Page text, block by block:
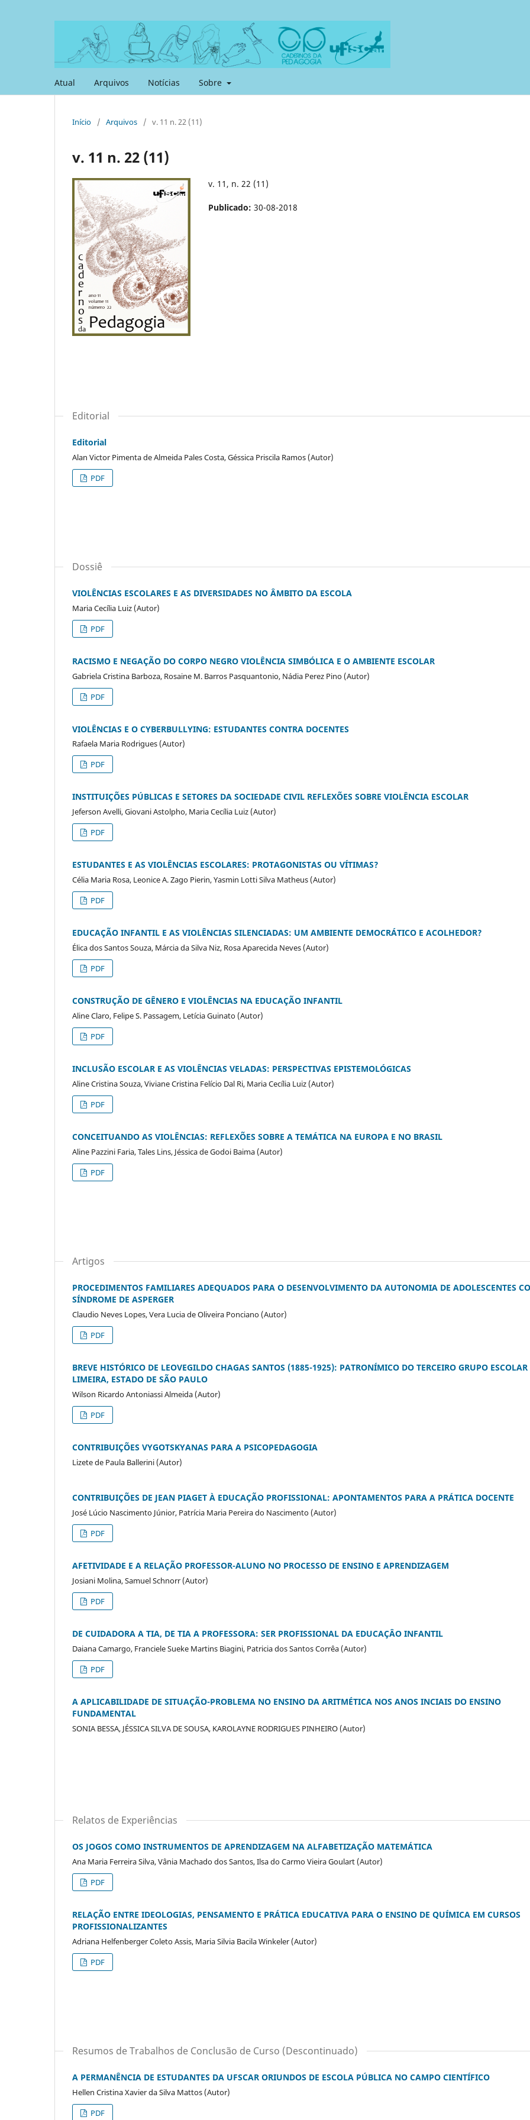
Atual Arquivos Notícias Sobre
Início / Arquivos / v. 11 n. 22 (11)
v. 11 n. 22 (11)
v. 11, n. 22 (11)
Publicado: 30-08-2018
Editorial
Editorial
Alan Victor Pimenta de Almeida Pales Costa, Géssica Priscila Ramos (Autor)
PDF
Dossiê
VIOLÊNCIAS ESCOLARES E AS DIVERSIDADES NO ÂMBITO DA ESCOLA
Maria Cecília Luiz (Autor)
PDF
RACISMO E NEGAÇÃO DO CORPO NEGRO VIOLÊNCIA SIMBÓLICA E O AMBIENTE ESCOLAR
Gabriela Cristina Barboza, Rosaine M. Barros Pasquantonio, Nádia Perez Pino (Autor)
PDF
VIOLÊNCIAS E O CYBERBULLYING: ESTUDANTES CONTRA DOCENTES
Rafaela Maria Rodrigues (Autor)
PDF
INSTITUIÇÕES PÚBLICAS E SETORES DA SOCIEDADE CIVIL REFLEXÕES SOBRE VIOLÊNCIA ESCOLAR
Jeferson Avelli, Giovani Astolpho, Maria Cecília Luiz (Autor)
PDF
ESTUDANTES E AS VIOLÊNCIAS ESCOLARES: PROTAGONISTAS OU VÍTIMAS?
Célia Maria Rosa, Leonice A. Zago Pierin, Yasmin Lotti Silva Matheus (Autor)
PDF
EDUCAÇÃO INFANTIL E AS VIOLÊNCIAS SILENCIADAS: UM AMBIENTE DEMOCRÁTICO E ACOLHEDOR?
Élica dos Santos Souza, Márcia da Silva Niz, Rosa Aparecida Neves (Autor)
PDF
CONSTRUÇÃO DE GÊNERO E VIOLÊNCIAS NA EDUCAÇÃO INFANTIL
Aline Claro, Felipe S. Passagem, Letícia Guinato (Autor)
PDF
INCLUSÃO ESCOLAR E AS VIOLÊNCIAS VELADAS: PERSPECTIVAS EPISTEMOLÓGICAS
Aline Cristina Souza, Viviane Cristina Felício Dal Ri, Maria Cecília Luiz (Autor)
PDF
CONCEITUANDO AS VIOLÊNCIAS: REFLEXÕES SOBRE A TEMÁTICA NA EUROPA E NO BRASIL
Aline Pazzini Faria, Tales Lins, Jéssica de Godoi Baima (Autor)
PDF
Artigos
PROCEDIMENTOS FAMILIARES ADEQUADOS PARA O DESENVOLVIMENTO DA AUTONOMIA DE ADOLESCENTES
SÍNDROME DE ASPERGER
Claudio Neves Lopes, Vera Lucia de Oliveira Ponciano (Autor)
PDF
BREVE HISTÓRICO DE LEOVEGILDO CHAGAS SANTOS (1885-1925): PATRONÍMICO DO TERCEIRO GRUPO ESCOLAR
LIMEIRA, ESTADO DE SÃO PAULO
Wilson Ricardo Antoniassi Almeida (Autor)
PDF
CONTRIBUIÇÕES VYGOTSKYANAS PARA A PSICOPEDAGOGIA
Lizete de Paula Ballerini (Autor)
CONTRIBUIÇÕES DE JEAN PIAGET À EDUCAÇÃO PROFISSIONAL: APONTAMENTOS PARA A PRÁTICA DOCENTE
José Lúcio Nascimento Júnior, Patrícia Maria Pereira do Nascimento (Autor)
PDF
AFETIVIDADE E A RELAÇÃO PROFESSOR-ALUNO NO PROCESSO DE ENSINO E APRENDIZAGEM
Josiani Molina, Samuel Schnorr (Autor)
PDF
DE CUIDADORA A TIA, DE TIA A PROFESSORA: SER PROFISSIONAL DA EDUCAÇÂO INFANTIL
Daiana Camargo, Franciele Sueke Martins Biagini, Patricia dos Santos Corrêa (Autor)
PDF
A APLICABILIDADE DE SITUAÇÃO-PROBLEMA NO ENSINO DA ARITMÉTICA NOS ANOS INCIAIS DO ENSINO
FUNDAMENTAL
SONIA BESSA, JÉSSICA SILVA DE SOUSA, KAROLAYNE RODRIGUES PINHEIRO (Autor)
Relatos de Experiências
OS JOGOS COMO INSTRUMENTOS DE APRENDIZAGEM NA ALFABETIZAÇÃO MATEMÁTICA
Ana Maria Ferreira Silva, Vânia Machado dos Santos, Ilsa do Carmo Vieira Goulart (Autor)
PDF
RELAÇÃO ENTRE IDEOLOGIAS, PENSAMENTO E PRÁTICA EDUCATIVA PARA O ENSINO DE QUÍMICA EM CURSOS
PROFISSIONALIZANTES
Adriana Helfenberger Coleto Assis, Maria Silvia Bacila Winkeler (Autor)
PDF
Resumos de Trabalhos de Conclusão de Curso (Descontinuado)
A PERMANÊNCIA DE ESTUDANTES DA UFSCAR ORIUNDOS DE ESCOLA PÚBLICA NO CAMPO CIENTÍFICO
Hellen Cristina Xavier da Silva Mattos (Autor)
PDF